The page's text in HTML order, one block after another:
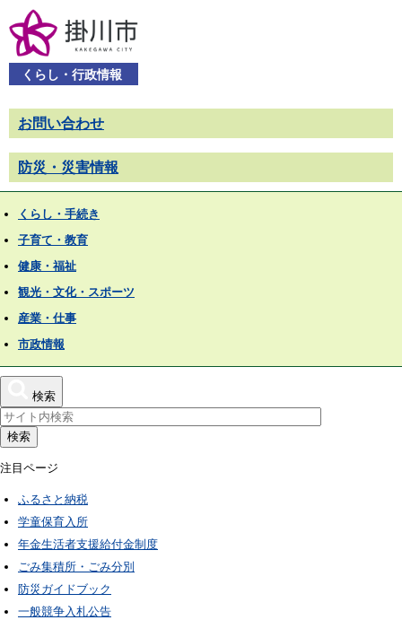
くらし・行政情報
お問い合わせ
防災・災害情報
くらし・手続き
子育て・教育
健康・福祉
観光・文化・スポーツ
産業・仕事
市政情報
検索
検索
注目ページ
ふるさと納税
学童保育入所
年金生活者支援給付金制度
ごみ集積所・ごみ分別
防災ガイドブック
一般競争入札公告